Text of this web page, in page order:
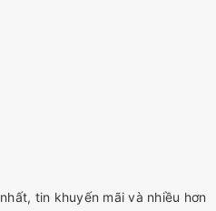
tin khuyến mãi và nhiều hơn